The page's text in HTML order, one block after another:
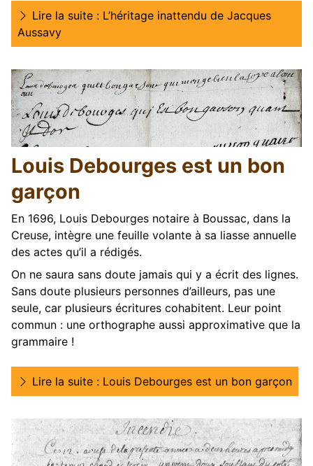
Lire la suite : L’héritage inattendu de Jacques
Aussavy
Louis Debourges est un bon
garçon
En 1696, Louis Debourges notaire à Boussac, dans la
Creuse, intègre une feuille volante à sa liasse annuelle
des actes qu’il a rédigés.
On ne saura sans doute jamais qui y a écrit des lignes.
Sans doute plusieurs personnes d’ailleurs, pas une
seule, car plusieurs écritures cohabitent. Leur point
commun : une orthographe aussi approximative que la
grammaire !
Lire la suite : Louis Debourges est un bon garçon